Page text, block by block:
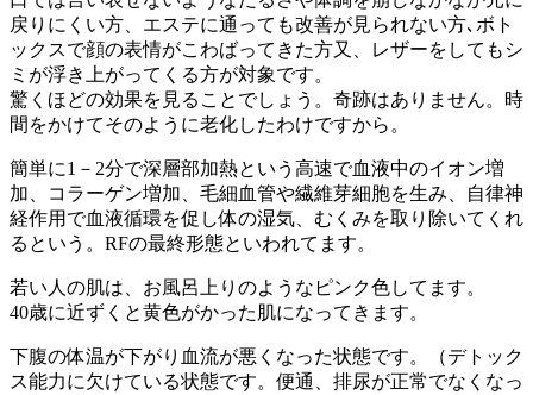
戻りにくい方、エステに通っても改善が見られない方､ボト
ックスで顔の表情がこわばってきた方又、レザーをしてもシ
ミが浮き上がってくる方が対象です。
驚くほどの効果を見ることでしょう。奇跡はありません。時
間をかけてそのように老化したわけですから。
簡単に1－2分で深層部加熱という高速で血液中のイオン増
加、コラーゲン増加、毛細血管や繊維芽細胞を生み、自律神
経作用で血液循環を促し体の湿気、むくみを取り除いてくれ
るという。RFの最終形態といわれてます。
若い人の肌は、お風呂上りのようなピンク色してます。
40歳に近ずくと黄色がかった肌になってきます。
下腹の体温が下がり血流が悪くなった状態です。（デトック
ス能力に欠けている状態です。便通、排尿が正常でなくなっ